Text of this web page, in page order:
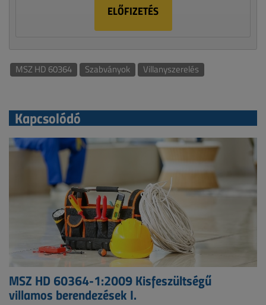
ELŐFIZETÉS
MSZ HD 60364 Szabványok Villanyszerelés
Kapcsolódó
MSZ HD 60364-1:2009 Kisfeszültségű
villamos berendezések I.